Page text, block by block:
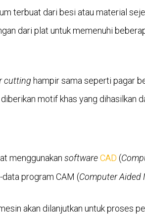
terbuat dari besi atau material
dari plat untuk memenuhi
cutting hampir sama seperti pagar
motif khas yang dihasilkan
menggunakan softwareCAD (
program CAM (Computer Aided
akan dilanjutkan untuk proses